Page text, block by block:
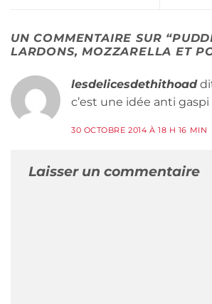
UN COMMENTAIRE SUR “
LARDONS, MOZZARELLA ET
lesdelicesdethithoad
c’est une idée anti
30 OCTOBRE 2014 À 18 H 16 MIN
Laisser un commentaire